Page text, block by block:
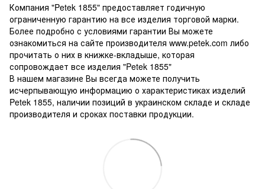
Компания "Petek 1855" предоставляет годичную
ограниченную гарантию на все изделия торговой марки.
Более подробно с условиями гарантии Вы можете
ознакомиться на сайте производителя www.petek.com либо
прочитать о них в книжке-вкладыше, которая
сопровождает все изделия "Petek 1855"
В нашем магазине Вы всегда можете получить
исчерпывающую информацию о характеристиках изделий
Petek 1855, наличии позиций в украинском складе и складе
производителя и сроках поставки продукции.